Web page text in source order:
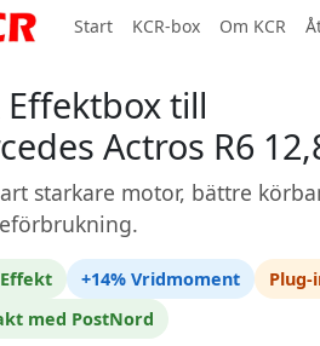
Start KCR-box Om KCR
Effektbox till
Actros R6
starkare motor, bättre
+14% Vridmoment
med PostNord